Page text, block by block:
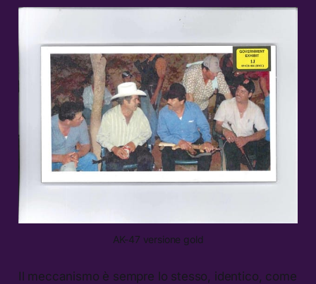
AK-47 versione gold
Il meccanismo è sempre lo stesso, identico, come